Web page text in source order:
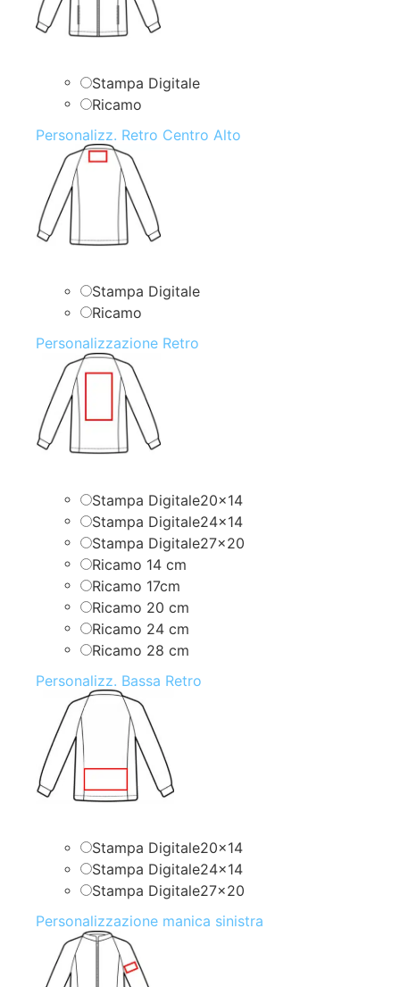
Stampa Digitale
Ricamo
Personalizz. Retro Centro Alto
Stampa Digitale
Ricamo
Personalizzazione Retro
Stampa Digitale20x14
Stampa Digitale24x14
Stampa Digitale27x20
Ricamo 14 cm
Ricamo 17cm
Ricamo 20 cm
Ricamo 24 cm
Ricamo 28 cm
Personalizz. Bassa Retro
Stampa Digitale20x14
Stampa Digitale24x14
Stampa Digitale27x20
Personalizzazione manica sinistra